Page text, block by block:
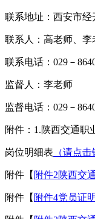
联系地址：西安市经
联系人：高老师、李
联系电话：029－
监督人：李老师
监督电话：029－
附件：1.陕西交通职
岗位明细表 （请点
附件【 附件2陕西交
附件【 附件4党员证